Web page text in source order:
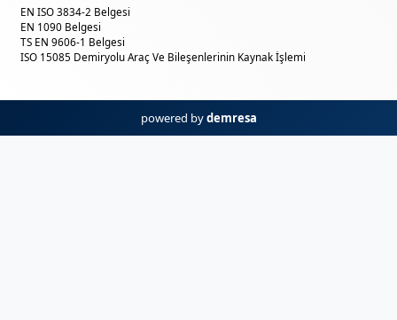
EN ISO 3834-2 Belgesi
EN 1090 Belgesi
TS EN 9606-1 Belgesi
ISO 15085 Demiryolu Araç Ve Bileşenlerinin Kaynak İşlemi
powered bydemresa